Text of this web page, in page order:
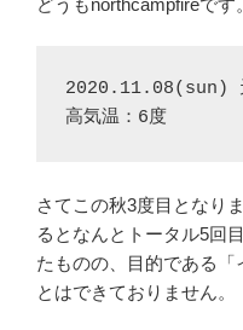
2020.11.08(sun)
高気温：6度
さてこの秋3度目となり
るとなんとトータル5回
たものの、目的である「
とはできておりません。